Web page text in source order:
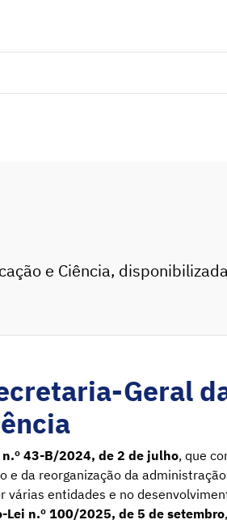
e Ciência,
Geral
n.º 43-B/2024, de 2 de julho, que
e da reorganização da
várias entidades e no
Lei n.º 100/2025, de 5 de setembro